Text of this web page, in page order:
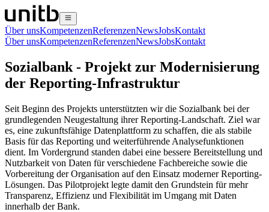
Über unsKompetenzenReferenzenNewsJobsKontakt
Über unsKompetenzenReferenzenNewsJobsKontakt
Sozialbank - Projekt zur Modernisierung
der Reporting-Infrastruktur
Seit Beginn des Projekts unterstützten wir die Sozialbank bei der
grundlegenden Neugestaltung ihrer Reporting-Landschaft. Ziel war
es, eine zukunftsfähige Datenplattform zu schaffen, die als stabile
Basis für das Reporting und weiterführende Analysefunktionen
dient. Im Vordergrund standen dabei eine bessere Bereitstellung und
Nutzbarkeit von Daten für verschiedene Fachbereiche sowie die
Vorbereitung der Organisation auf den Einsatz moderner Reporting-
Lösungen. Das Pilotprojekt legte damit den Grundstein für mehr
Transparenz, Effizienz und Flexibilität im Umgang mit Daten
innerhalb der Bank.